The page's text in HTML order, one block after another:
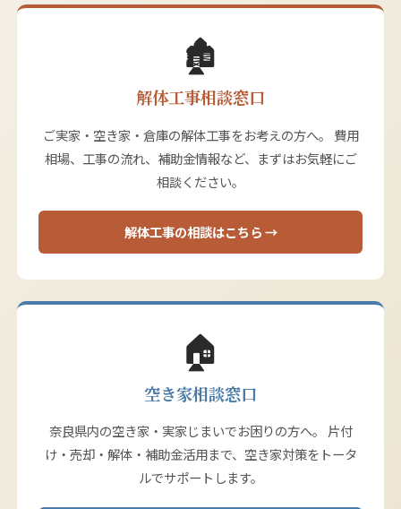
🏚️
解体工事相談窓口
ご実家・空き家・倉庫の解体工事をお考えの方へ。 費用
相場、工事の流れ、補助金情報など、まずはお気軽にご
相談ください。
解体工事の相談はこちら →
🏠
空き家相談窓口
奈良県内の空き家・実家じまいでお困りの方へ。 片付
け・売却・解体・補助金活用まで、空き家対策をトータ
ルでサポートします。